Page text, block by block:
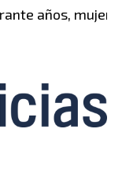
años, mujer